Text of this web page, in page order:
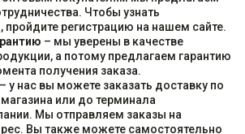
Чтобы узнать
регистрацию на нашем сайте.
– мы уверены в качестве
а потому предлагаем гарантию
получения заказа.
– у нас вы можете заказать доставку по
или до терминала
Мы отправляем заказы на
Вы также можете самостоятельно